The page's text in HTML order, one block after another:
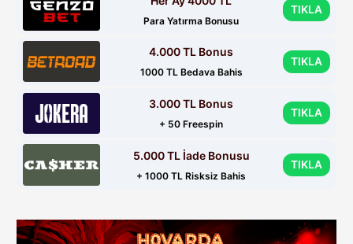
Para Yatırma Bonusu
TIKLA
4.000 TL Bonus
1000 TL Bedava Bahis
TIKLA
3.000 TL Bonus
+ 50 Freespin
TIKLA
5.000 TL İade Bonusu
+ 1000 TL Risksiz Bahis
TIKLA